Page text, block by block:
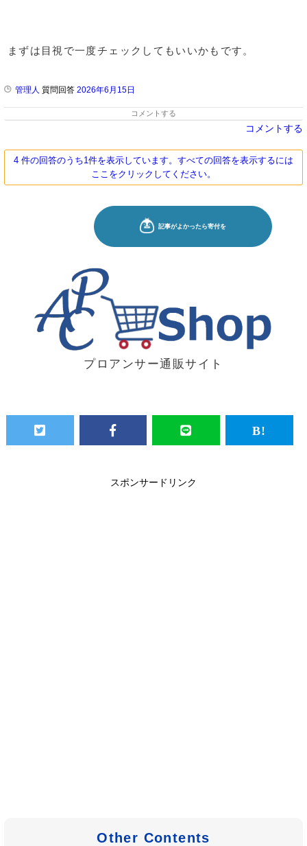
まずは目視で一度チェックしてもいいかもです。
管理人 質問回答 2026年6月15日
コメントする
コメントする
4 件の回答のうち1件を表示しています。すべての回答を表示するには
ここをクリックしてください。
プロアンサー通販サイト
スポンサードリンク
Other Contents